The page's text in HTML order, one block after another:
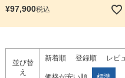
¥97,900税込
並び替
え
新着順 登録順 レビ